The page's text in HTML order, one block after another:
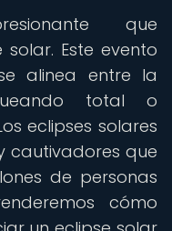
que
Este evento
alinea entre la
total o
eclipses solares
cautivadores que
de personas
cómo